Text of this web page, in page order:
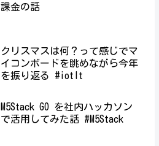
課金の話
クリスマスは何？って感じでマ
イコンボードを眺めながら今年
を振り返る #iotlt
M5Stack GO を社内ハッカソン
で活用してみた話 #M5Stack